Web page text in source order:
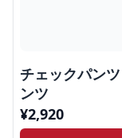
チェックパン
ンツ
¥2,920